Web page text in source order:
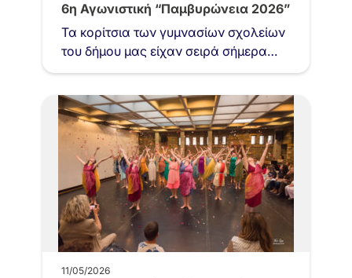
6η Αγωνιστική “Παμβυρώνεια 2026”
Τα κορίτσια των γυμνασίων σχολείων
του δήμου μας είχαν σειρά σήμερα
Δευτέρα 11/05/2026, με την συμμετοχή
11/05/2026